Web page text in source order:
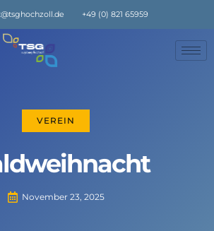
+49 (0) 821 65959
VEREIN
November 23, 2025